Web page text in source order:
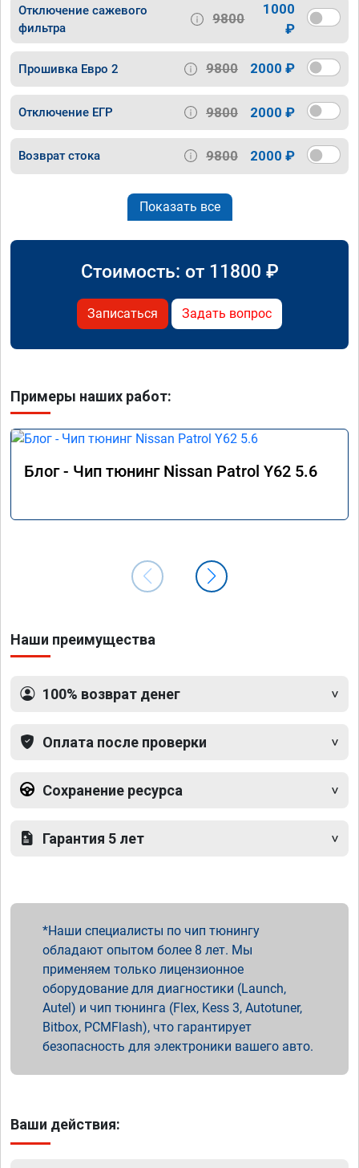
Отключение сажевого
фильтра
9800
1000
₽
Прошивка Евро 2 9800 2000 ₽
Отключение ЕГР 9800 2000 ₽
Возврат стока 9800 2000 ₽
Показать все
Стоимость: от 11800 ₽
Записаться Задать вопрос
Примеры наших работ:
Блог - Чип тюнинг Nissan Patrol Y62 5.6
Наши преимущества
100% возврат денег
Оплата после проверки
Сохранение ресурса
Гарантия 5 лет
Наши специалисты по чип тюнингу
обладают опытом более 8 лет. Мы
применяем только лицензионное
оборудование для диагностики (Launch,
Autel) и чип тюнинга (Flex, Kess 3, Autotuner,
Bitbox, PCMFlash), что гарантирует
безопасность для электроники вашего авто.
Ваши действия: